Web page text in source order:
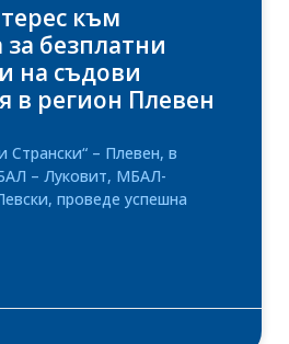
към
безплатни
на съдови
в регион Плевен
– Плевен, в
– Луковит, МБАЛ-
проведе успешна